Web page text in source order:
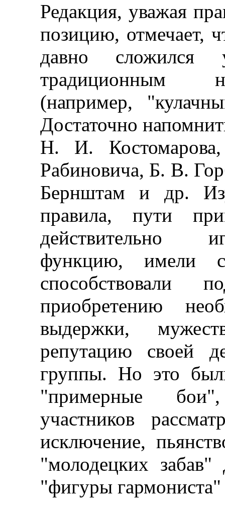
Редакция, уважая
позицию, отмечает,
давно сложился
традиционным
(например,
Достаточно
Н. И.
Рабиновича, Б. В.
Бернштам и др.
правила, пути
действительно
функцию, имели
способствовали
приобретению
выдержки,
репутацию своей
группы. Но это
"примерные
участников
исключение,
"молодецких забав"
"фигуры